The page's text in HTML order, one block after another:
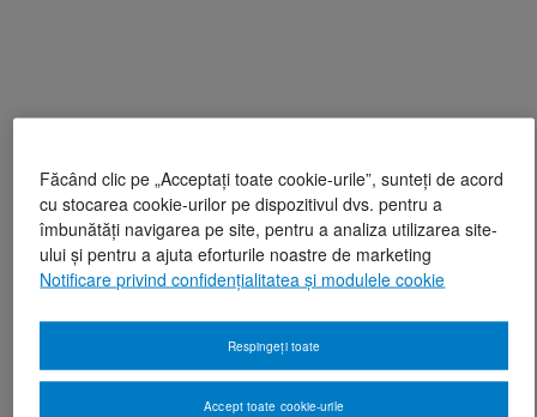
Făcând clic pe „Acceptați toate cookie-urile”, sunteți de acord
cu stocarea cookie-urilor pe dispozitivul dvs. pentru a
îmbunătăți navigarea pe site, pentru a analiza utilizarea site-
ului și pentru a ajuta eforturile noastre de marketing
Notificare privind confidențialitatea și modulele cookie
Respingeți toate
Accept toate cookie-urile